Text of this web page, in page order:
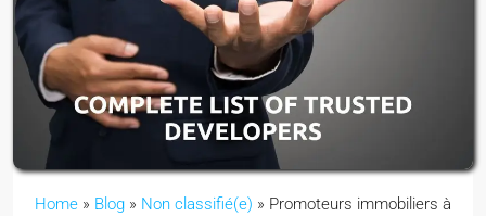
Home » Blog » Non classifié(e) » Promoteurs immobiliers à